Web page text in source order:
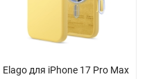
Elago для iPhone 17 Pro Max